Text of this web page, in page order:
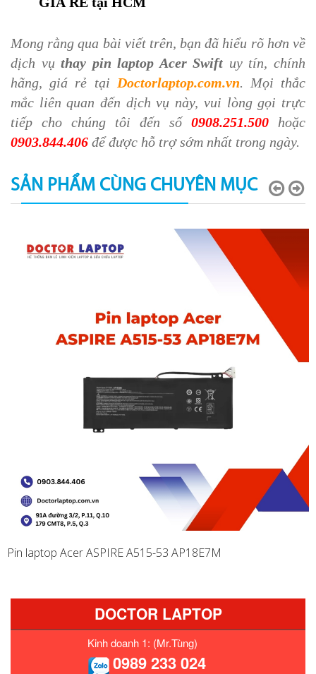
Mong rằng qua bài viết trên, bạn đã hiểu rõ hơn về
dịch vụthay pin laptop Acer Swift uy tín, chính
hãng, giá rẻ tại Doctorlaptop.com.vn. Mọi thắc
mắc liên quan đến dịch vụ này, vui lòng gọi trực
tiếp cho chúng tôi đến số 0908.251.500 hoặc
0903.844.406 để được hỗ trợ sớm nhất trong ngày.
SẢN PHẨM CÙNG CHUYÊN MỤC
Pin laptop Acer ASPIRE A515-53 AP18E7M
DOCTOR LAPTOP
Kinh doanh 1: (Mr.Tùng)
0989 233 024